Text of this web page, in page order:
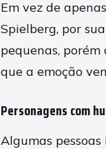
Em vez de
Spielberg, por
pequenas,
que a emoção
Personagens com
Algumas